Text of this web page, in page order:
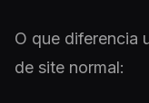
O que diferencia
de site normal: